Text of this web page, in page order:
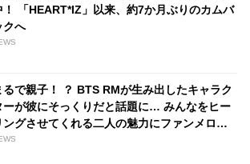
！ 「HEART*IZ」以来、約7か月ぶりのカムバ
クへ
るで親子！ ？ BTS RMが生み出したキャラク
ーが彼にそっくりだと話題に… みんなをヒー
ングさせてくれる二人の魅力にファンメロメ